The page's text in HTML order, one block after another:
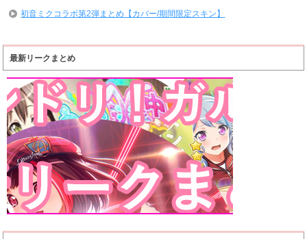
初音ミクコラボ第2弾まとめ【カバー/期間限定スキン】
最新リークまとめ